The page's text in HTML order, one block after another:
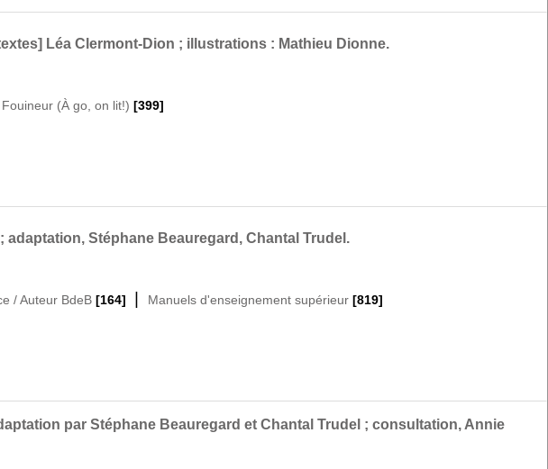
Léa Clermont-Dion ; illustrations : Mathieu Dionne.
Fouineur (À go, on lit!) [399]
adaptation, Stéphane Beauregard, Chantal Trudel.
/ Auteur BdeB [164] Manuels d'enseignement supérieur [819]
par Stéphane Beauregard et Chantal Trudel ; consultation, Annie